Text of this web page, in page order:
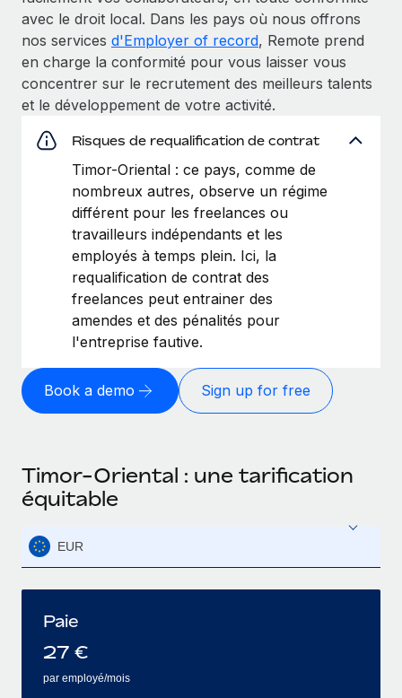
avec le droit local. Dans les pays où nous offrons
nos services d'Employer of record, Remote prend
en charge la conformité pour vous laisser vous
concentrer sur le recrutement des meilleurs talents
et le développement de votre activité.
Risques de requalification de contrat
Timor-Oriental : ce pays, comme de
nombreux autres, observe un régime
différent pour les freelances ou
travailleurs indépendants et les
employés à temps plein. Ici, la
requalification de contrat des
freelances peut entrainer des
amendes et des pénalités pour
l'entreprise fautive.
Book a demo Sign up for free
Timor-Oriental : une tarification
équitable
EUR
Paie
27 €
par employé/mois